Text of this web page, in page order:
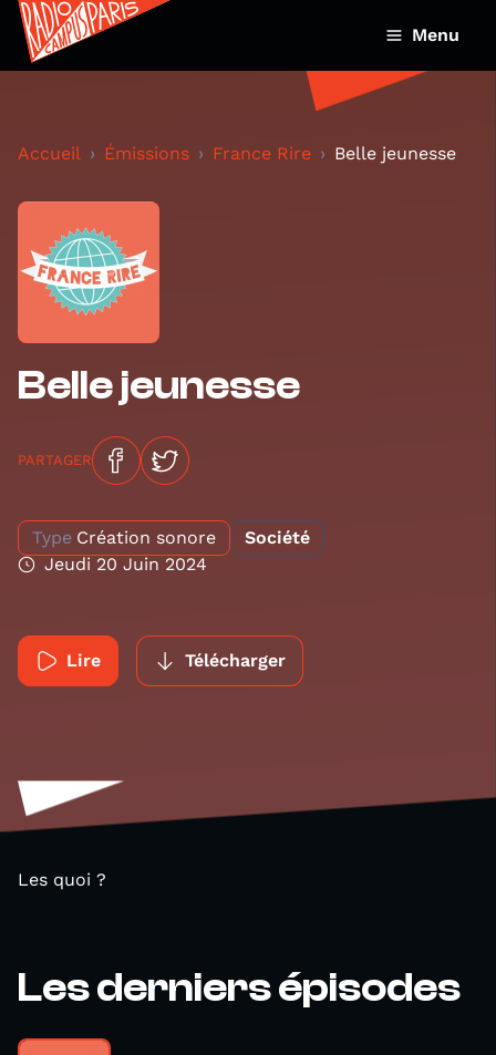
Menu
Accueil Émissions France Rire Belle jeunesse
Belle jeunesse
PARTAGER
Type Création sonore
Société
Jeudi 20 Juin 2024
Lire Télécharger
Les quoi ?
Les derniers épisodes